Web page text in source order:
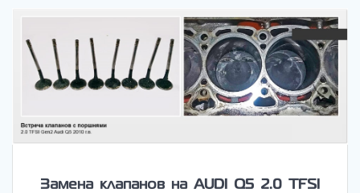
Замена клапанов на AUDI Q5 2.0 TFSI